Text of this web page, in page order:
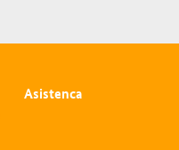
Asistenca